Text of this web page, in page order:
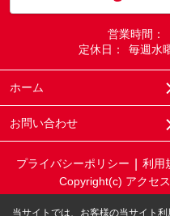
営業時間：
定休日：
毎週水
ホーム
お問い合わせ
プライバシーポリシー 利用
Copyright(c) アクセ
当サイトでは、お客様の当サイト